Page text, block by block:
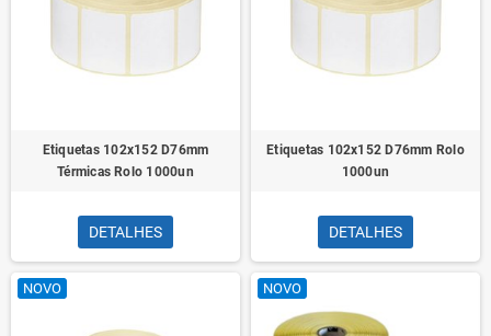
Etiquetas 102x152 D76mm
Térmicas Rolo 1000un
DETALHES
Etiquetas 102x152 D76mm Rolo
1000un
DETALHES
NOVO NOVO